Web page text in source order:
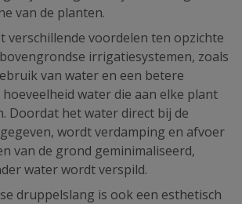
van de planten.
verschillende voordelen ten opzichte
irrigatiesystemen, zoals
van water en een betere
water die aan elke plant
Doordat het water direct bij de
wordt verdamping en afvoer
van de grond geminimaliseerd,
water wordt verspild.
druppelslang is ook een esthetisch